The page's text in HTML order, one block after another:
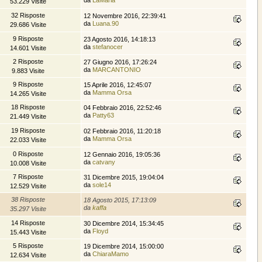
32 Risposte
29.686 Visite
12 Novembre 2016, 22:39:41
da Luana.90
9 Risposte
14.601 Visite
23 Agosto 2016, 14:18:13
da stefanocer
2 Risposte
9.883 Visite
27 Giugno 2016, 17:26:24
da MARCANTONIO
9 Risposte
14.265 Visite
15 Aprile 2016, 12:45:07
da Mamma Orsa
18 Risposte
21.449 Visite
04 Febbraio 2016, 22:52:46
da Patty63
19 Risposte
22.033 Visite
02 Febbraio 2016, 11:20:18
da Mamma Orsa
0 Risposte
10.008 Visite
12 Gennaio 2016, 19:05:36
da catvany
7 Risposte
12.529 Visite
31 Dicembre 2015, 19:04:04
da sole14
38 Risposte
35.297 Visite
18 Agosto 2015, 17:13:09
da kaffa
14 Risposte
15.443 Visite
30 Dicembre 2014, 15:34:45
da Floyd
5 Risposte
12.634 Visite
19 Dicembre 2014, 15:00:00
da ChiaraMamo